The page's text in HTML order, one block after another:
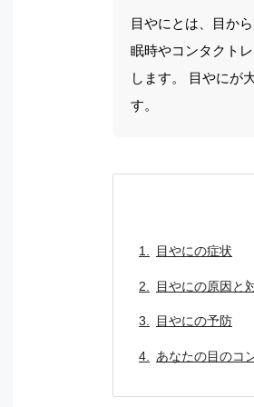
目やにとは、目か
眠時やコンタクト
します。 目やにが
す。
目やにの症状
目やにの原因と
目やにの予防
あなたの目のコ